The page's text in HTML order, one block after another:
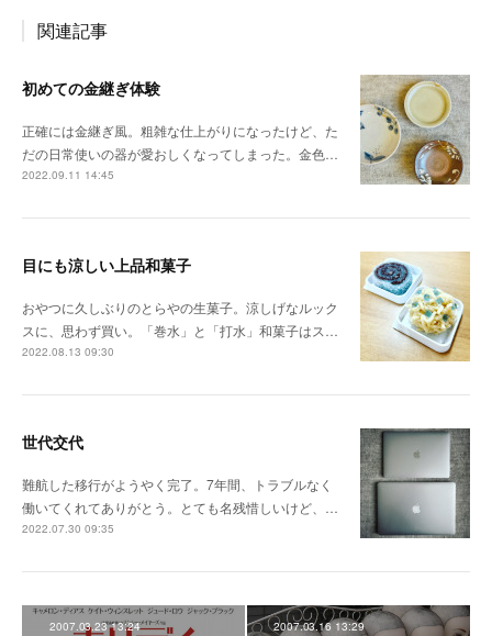
関連記事
初めての金継ぎ体験
正確には金継ぎ風。粗雑な仕上がりになったけど、た
だの日常使いの器が愛おしくなってしまった。金色…
2022.09.11 14:45
目にも涼しい上品和菓子
おやつに久しぶりのとらやの生菓子。涼しげなルック
スに、思わず買い。「巻水」と「打水」和菓子はス…
2022.08.13 09:30
世代交代
難航した移行がようやく完了。7年間、トラブルなく
働いてくれてありがとう。とても名残惜しいけど、…
2022.07.30 09:35
2007.03.23 13:24 2007.03.16 13:29